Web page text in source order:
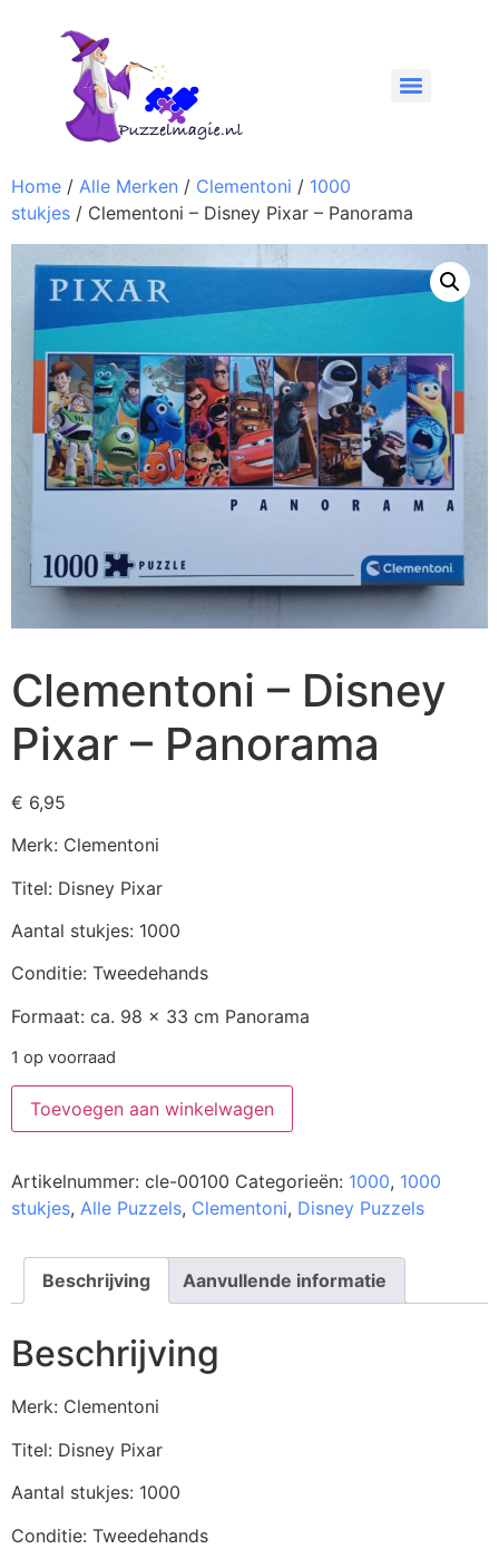
Home / Alle Merken / Clementoni / 1000
stukjes / Clementoni – Disney Pixar – Panorama
Clementoni – Disney
Pixar – Panorama
€ 6,95
Merk: Clementoni
Titel: Disney Pixar
Aantal stukjes: 1000
Conditie: Tweedehands
Formaat: ca. 98 x 33 cm Panorama
1 op voorraad
Toevoegen aan winkelwagen
Artikelnummer: cle-00100 Categorieën: 1000, 1000
stukjes, Alle Puzzels, Clementoni, Disney Puzzels
Beschrijving Aanvullende informatie
Beschrijving
Merk: Clementoni
Titel: Disney Pixar
Aantal stukjes: 1000
Conditie: Tweedehands